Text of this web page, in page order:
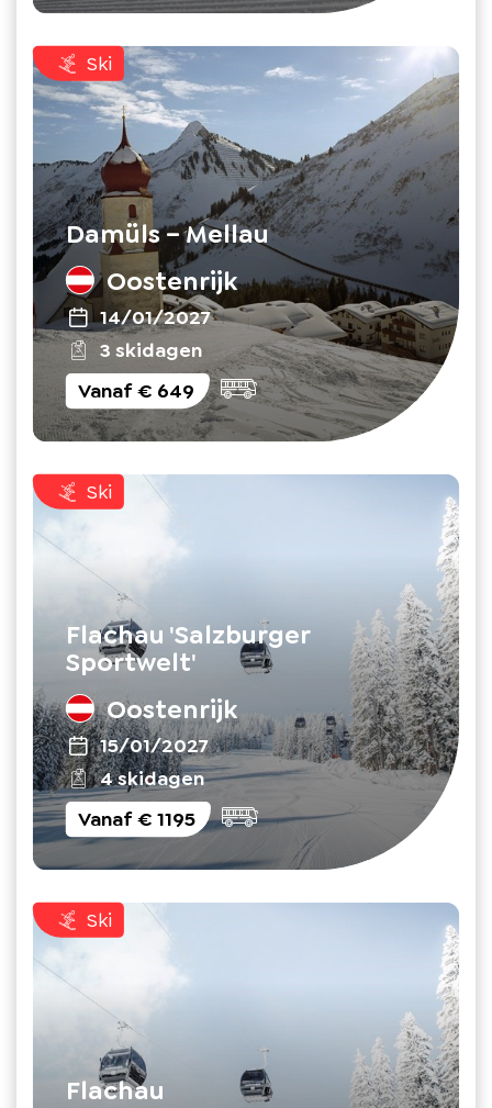
Ski
Damüls – Mellau
Oostenrijk
14/01/2027
3 skidagen
Vanaf€ 649
Ski
Flachau 'Salzburger
Sportwelt'
Oostenrijk
15/01/2027
4 skidagen
Vanaf€ 1195
Ski
Flachau